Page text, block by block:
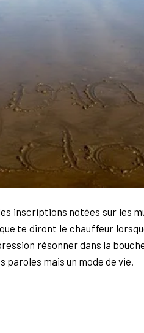
inscriptions notées sur les
te diront le chauffeur
résonner dans la
paroles mais un mode de vie.